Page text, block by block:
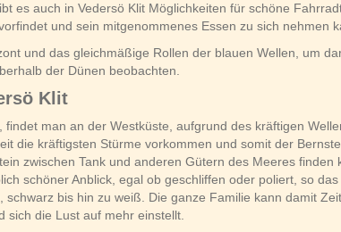
es auch in Vedersö Klit Möglichkeiten für schöne
und sein mitgenommenes Essen zu sich nehmen
und das gleichmäßige Rollen der blauen Wellen, um
der Dünen beobachten.
Klit
man an der Westküste, aufgrund des kräftigen
die kräftigsten Stürme vorkommen und somit der
zwischen Tank und anderen Gütern des Meeres
schöner Anblick, egal ob geschliffen oder poliert, so
bis hin zu weiß. Die ganze Familie kann damit
sich die Lust auf mehr einstellt.